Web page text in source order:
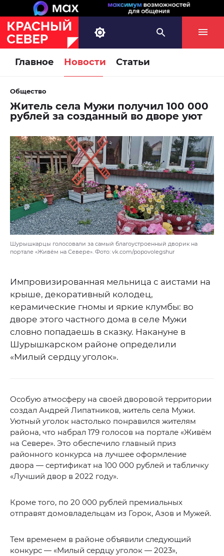
Главное Новости Статьи
Общество
Житель села Мужи получил 100 000
рублей за созданный во дворе уют
Шурышкарцы голосовали за самый благоустроенный дворик на
портале «Живём на Севере». Фото: vk.com/popovolegshur
Импровизированная мельница с аистами на
крыше, декоративный колодец,
керамические гномы и яркие клумбы: во
дворе этого частного дома в селе Мужи
словно попадаешь в сказку. Накануне в
Шурышкарском районе определили
«Милый сердцу уголок».
Особую атмосферу на своей дворовой территории
создал Андрей Липатников, житель села Мужи.
Уютный уголок настолько понравился жителям
района, что набрал 179 голосов на портале «Живём
на Севере». Это обеспечило главный приз
районного конкурса на лучшее оформление
двора — сертификат на 100 000 рублей и табличку
«Лучший двор в 2022 году».
Кроме того, по 20 000 рублей премиальных
отправят домовладельцам из Горок, Азов и Мужей.
Тем временем в районе объявили следующий
конкурс — «Милый сердцу уголок — 2023»,